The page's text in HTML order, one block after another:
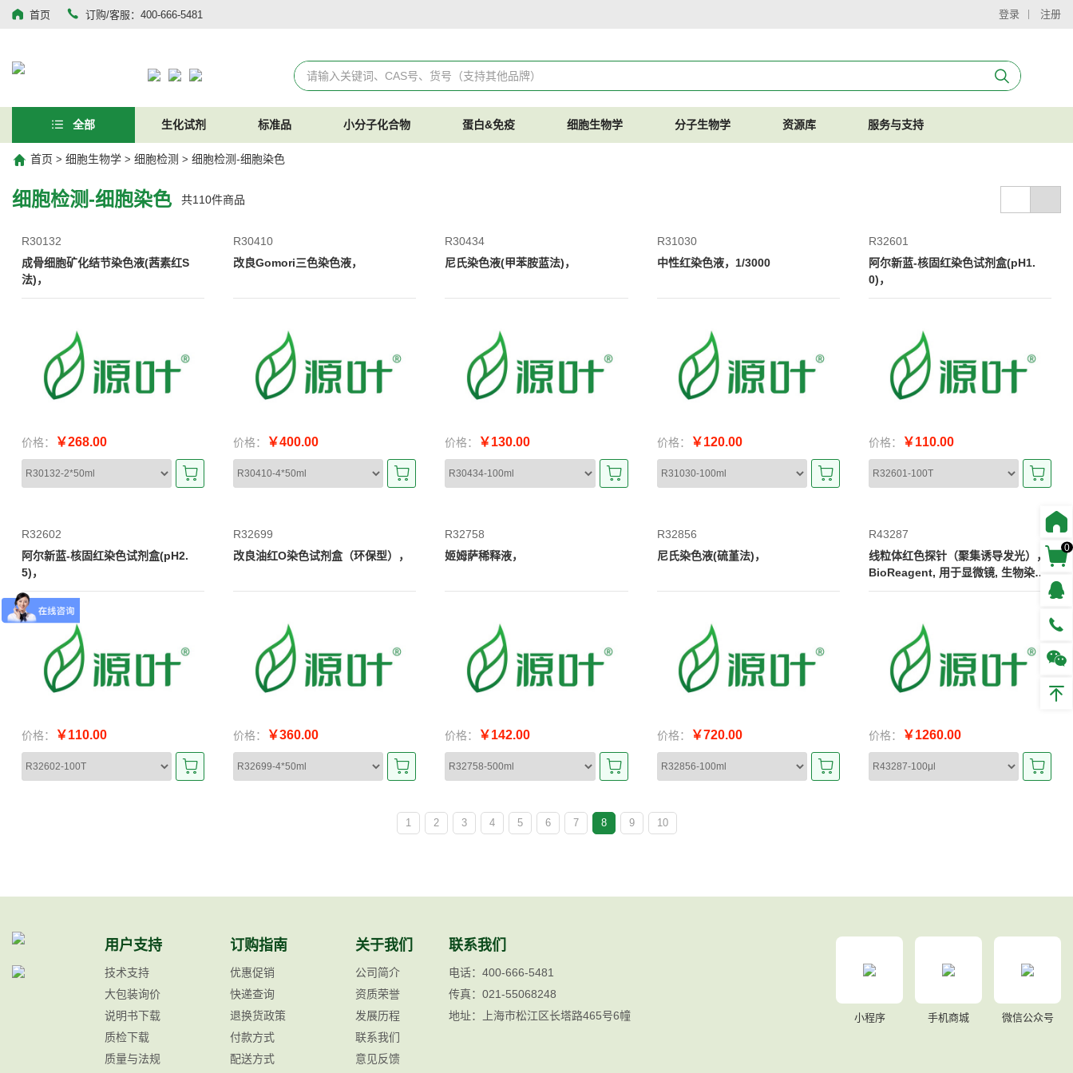
首页 订购/客服：400-666-5481 登录 注册
全部 生化试剂 标准品 小分子化合物 蛋白&免疫 细胞生物学 分子生物学 资源库 服务与支持
首页 > 细胞生物学 > 细胞检测 > 细胞检测-细胞染色
细胞检测-细胞染色 共110件商品
R30132
成骨细胞矿化结节染色液(茜素红S
法)，
价格： ￥268.00
R30410
改良Gomori三色染色液，
价格： ￥400.00
R30434
尼氏染色液(甲苯胺蓝法)，
价格： ￥130.00
R31030
中性红染色液，1/3000
价格： ￥120.00
R32601
阿尔新蓝-核固红染色试剂盒(pH1.
0)，
价格： ￥110.00
R32602
阿尔新蓝-核固红染色试剂盒(pH2.
5)，
价格： ￥110.00
R32699
改良油红O染色试剂盒（环保型），
价格： ￥360.00
R32758
姬姆萨稀释液，
价格： ￥142.00
R32856
尼氏染色液(硫堇法)，
价格： ￥720.00
R43287
线粒体红色探针（聚集诱导发光），
BioReagent, 用于显微镜, 生物染色
剂, ≥98%(HPLC), 50mM in DMSO
价格： ￥1260.00
1 2 3 4 5 6 7 8 9 10
用户支持
技术支持
大包装询价
说明书下载
质检下载
质量与法规
订购指南
优惠促销
快递查询
退换货政策
付款方式
配送方式
关于我们
公司简介
资质荣誉
发展历程
联系我们
意见反馈
联系我们
电话：400-666-5481
传真：021-55068248
地址：上海市松江区长塔路465号6幢
小程序 手机商城 微信公众号
0